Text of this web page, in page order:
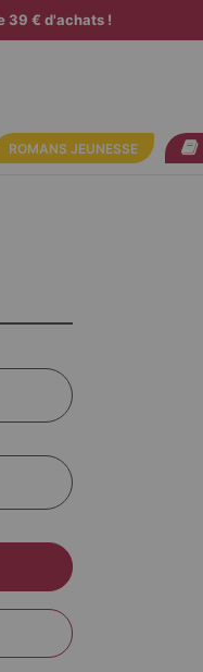
39 € d'achats !
ROMANS JEUNESSE